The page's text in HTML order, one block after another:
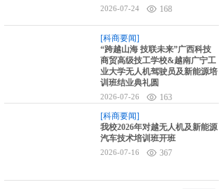
2026-07-24 168
[科商要闻]
“跨越山海 技联未来”广西科技
商贸高级技工学校&越南广宁工
业大学无人机驾驶员及新能源培
训班结业典礼圆
2026-07-26
163
[科商要闻]
我校2026年对越无人机及新能源
汽车技术培训班开班
2026-07-16 367